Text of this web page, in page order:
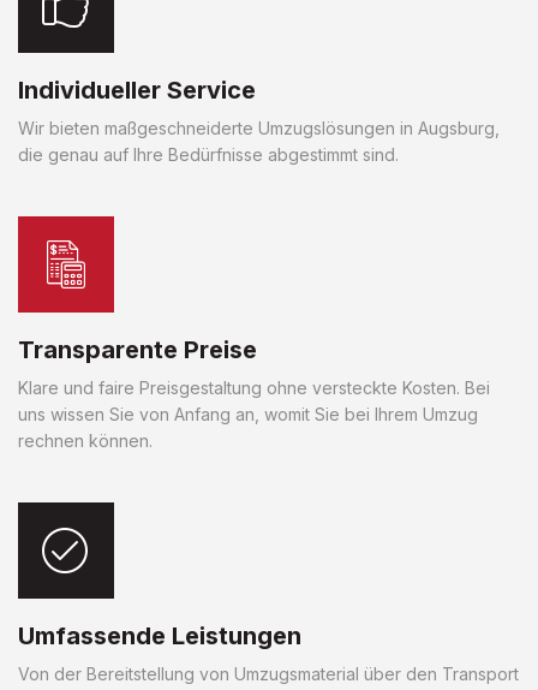
Individueller Service
Wir bieten maßgeschneiderte Umzugslösungen in Augsburg,
die genau auf Ihre Bedürfnisse abgestimmt sind.
Transparente Preise
Klare und faire Preisgestaltung ohne versteckte Kosten. Bei
uns wissen Sie von Anfang an, womit Sie bei Ihrem Umzug
rechnen können.
Umfassende Leistungen
Von der Bereitstellung von Umzugsmaterial über den Transport